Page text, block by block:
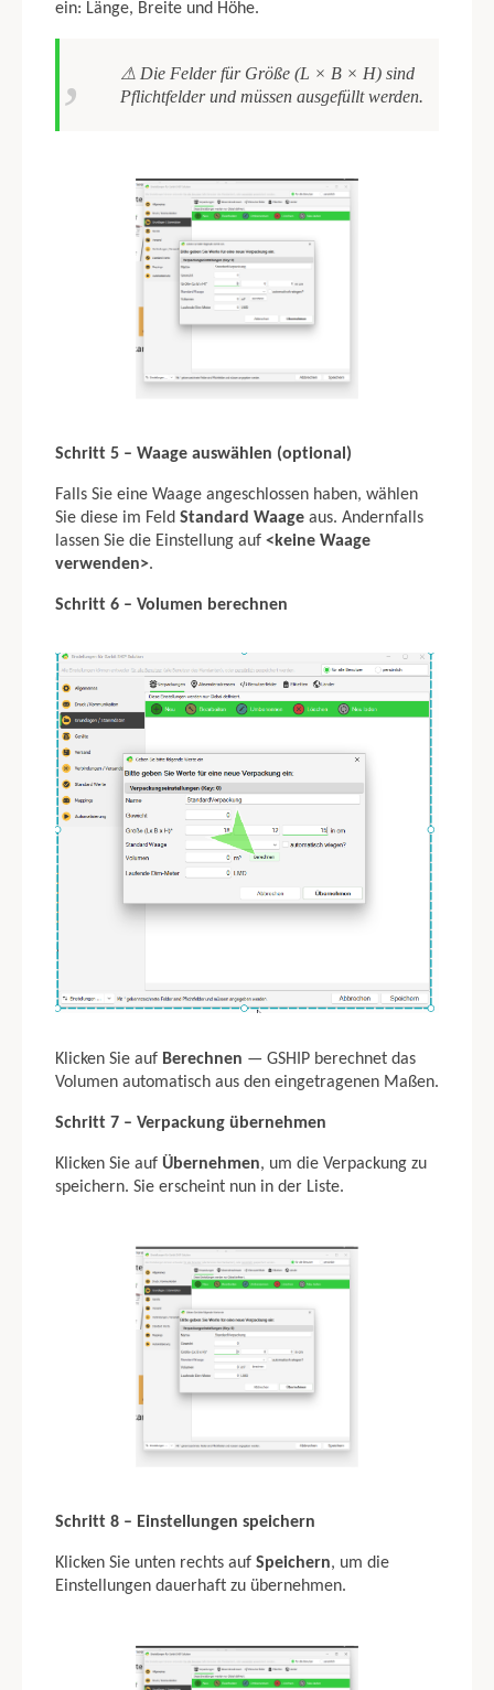
ein: Länge, Breite und Höhe.
⚠ Die Felder für Größe (L × B × H) sind
Pflichtfelder und müssen ausgefüllt werden.
Schritt 5 – Waage auswählen (optional)
Falls Sie eine Waage angeschlossen haben, wählen
Sie diese im Feld Standard Waage aus. Andernfalls
lassen Sie die Einstellung auf <keine Waage
verwenden>.
Schritt 6 – Volumen berechnen
Klicken Sie auf Berechnen — GSHIP berechnet das
Volumen automatisch aus den eingetragenen Maßen.
Schritt 7 – Verpackung übernehmen
Klicken Sie auf Übernehmen, um die Verpackung zu
speichern. Sie erscheint nun in der Liste.
Schritt 8 – Einstellungen speichern
Klicken Sie unten rechts auf Speichern, um die
Einstellungen dauerhaft zu übernehmen.